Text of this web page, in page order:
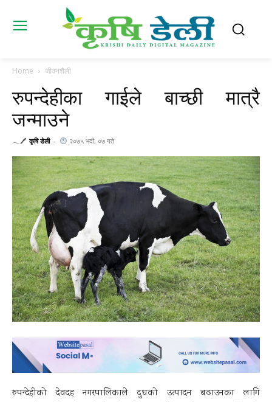
Home जीवनशैली
रुपन्देहीका गाईले बाच्छी मात्रै
जन्माउने
𓂃🖊 कृषि डेली - २०७५ भदौ, ०७ गते
रुपन्देहीको देवदह नगरपालिकाले दुधको उत्पादन बढाउनका लागि